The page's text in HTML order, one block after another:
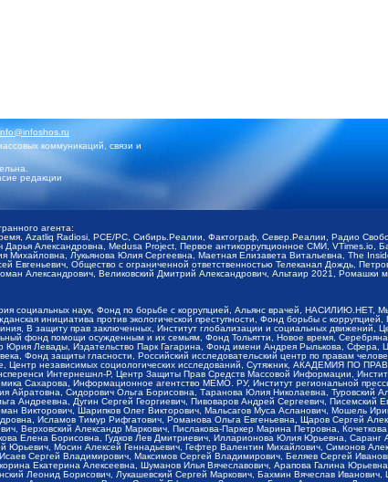
коммуникаций, связи и
редакции
агента:
Azatliq Radiosi, PCE/PC, Сибирь.Реалии, Фактограф, Север.Реалии, Радио
Александровна, Medusa Project, Первое антикоррупционное СМИ,
Лукьянова Юлия Сергеевна, Маетная Елизавета Витальевна, The
Евгеньевич, Общество с ограниченной ответственностью Телеканал Дождь,
Александрович, Великовский Дмитрий Александрович, Альтаир 2021, Ромашки
социальных наук, Фонд по борьбе с коррупцией, Альянс врачей,
инициатива против экологической преступности, Фонд борьбы с
В защиту прав заключенных, Институт глобализации и социальных
фонд помощи осужденным и их семьям, Фонд Тольятти, Новое время,
Левады, Издательство Парк Гагарина, Фонд имени Андрея Рылькова,
Фонд защиты гласности, Российский исследовательский центр по правам
Центр независимых социологических исследований, Сутяжник, АКАДЕМИЯ ПО
Интернешнл-Р, Центр Защиты Прав Средств Массовой Информации,
Сахарова, Информационное агентство МЕМО. РУ, Институт региональной
Сидорович Ольга Борисовна, Таранова Юлия Николаевна, Туровский
Андреевна, Дугин Сергей Георгиевич, Пивоваров Андрей Сергеевич, Писемский
Викторович, Шарипков Олег Викторович, Мальсагов Муса Асланович, Мошель
Исламов Тимур Рифгатович, Романова Ольга Евгеньевна, Щаров Сергей
Верховский Александр Маркович, Пислакова-Паркер Марина Петровна,
Елена Борисовна, Гудков Лев Дмитриевич, Илларионова Юлия Юрьевна,
Мосин Алексей Геннадьевич, Гефтер Валентин Михайлович, Симонов
Сергей Владимирович, Максимов Сергей Владимирович, Беляев Сергей
Екатерина Алексеевна, Шуманов Илья Вячеславович, Арапова Галина
Леонид Борисович, Лукашевский Сергей Маркович, Бахмин Вячеслав